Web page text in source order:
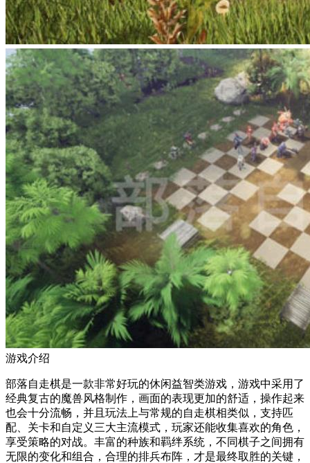
游戏介绍
部落自走棋是一款非常好玩的休闲益智类游戏，游戏中采用了
经典复古的魔兽风格制作，画面的表现更加的舒适，操作起来
也会十分流畅，并且玩法上与常规的自走棋相类似，支持匹
配、关卡和自定义三大主流模式，玩家还能收集喜欢的角色，
享受策略的对战。丰富的种族和羁绊系统，不同棋子之间拥有
无限的变化和组合，合理的排兵布阵，才是最终取胜的关键，